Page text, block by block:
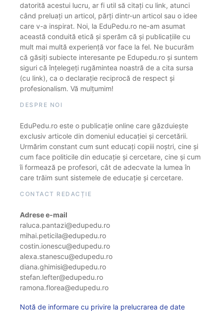
datorită acestui lucru, ar fi util să citați cu link, atunci
când preluați un articol, părți dintr-un articol sau o idee
care v-a inspirat. Noi, la EduPedu.ro ne-am asumat
această conduită etică și sperăm că și publicațiile cu
mult mai multă experiență vor face la fel. Ne bucurăm
că găsiți subiecte interesante pe Edupedu.ro și suntem
siguri că înțelegeți rugămintea noastră de a cita sursa
(cu link), ca o declarație reciprocă de respect și
profesionalism. Vă mulțumim!
DESPRE NOI
EduPedu.ro este o publicație online care găzduiește
exclusiv articole din domeniul educației și cercetării.
Urmărim constant cum sunt educați copiii noștri, cine și
cum face politicile din educație și cercetare, cine și cum
îi formează pe profesori, cât de adecvate la lumea în
care trăim sunt sistemele de educație și cercetare.
CONTACT REDACȚIE
Adrese e-mail
raluca.pantazi@edupedu.ro
mihai.peticila@edupedu.ro
costin.ionescu@edupedu.ro
alexa.stanescu@edupedu.ro
diana.ghimisi@edupedu.ro
stefan.lefter@edupedu.ro
ramona.florea@edupedu.ro
Notă de informare cu privire la prelucrarea de date